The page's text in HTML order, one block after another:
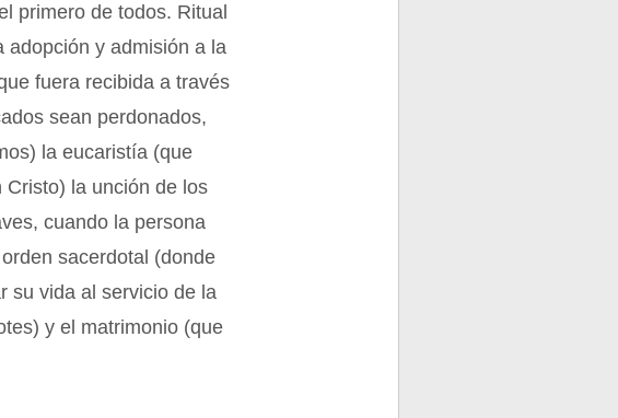
primero de todos. Ritual
adopción y admisión a la
fuera recibida a través
sean perdonados,
la eucaristía (que
la unción de los
cuando la persona
sacerdotal (donde
su vida al servicio de la
y el matrimonio (que